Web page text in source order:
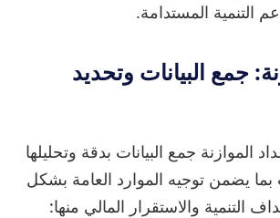
التنمية المستدامة.
جمع البيانات وتحديد
الموازنة جمع البيانات بدقة وتحليلها
بما يضمن توجيه الموارد العامة بشكل
التنمية والاستقرار المالي منها: